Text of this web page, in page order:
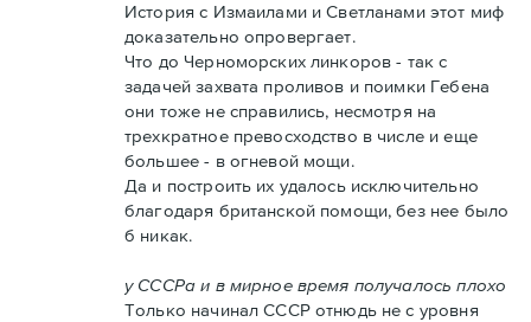
История с Измаилами и Светланами этот миф
доказательно опровергает.
Что до Черноморских линкоров - так с
задачей захвата проливов и поимки Гебена
они тоже не справились, несмотря на
трехкратное превосходство в числе и еще
большее - в огневой мощи.
Да и построить их удалось исключительно
благодаря британской помощи, без нее было
б никак.
у СССРа и в мирное время получалось плохо
Только начинал СССР отнюдь не с уровня